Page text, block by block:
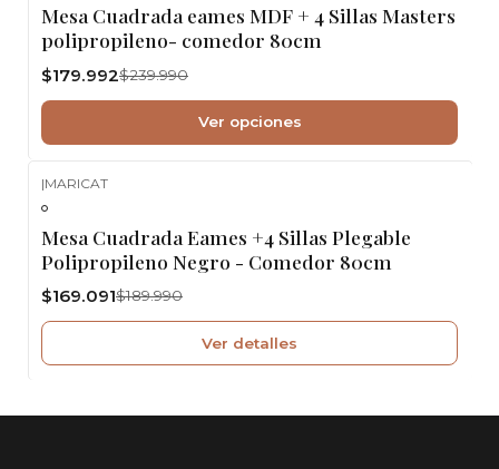
Mesa Cuadrada eames MDF + 4 Sillas Masters
polipropileno- comedor 80cm
$179.992$239.990
Ver opciones
Agotado
|MARICAT
Mesa Cuadrada Eames +4 Sillas Plegable
Polipropileno Negro - Comedor 80cm
$169.091$189.990
Ver detalles